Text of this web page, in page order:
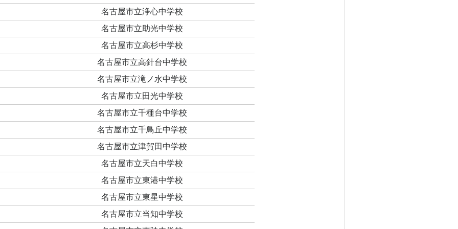
名古屋市立浄心中学校
名古屋市立助光中学校
名古屋市立高杉中学校
名古屋市立高針台中学校
名古屋市立滝ノ水中学校
名古屋市立田光中学校
名古屋市立千種台中学校
名古屋市立千鳥丘中学校
名古屋市立津賀田中学校
名古屋市立天白中学校
名古屋市立東港中学校
名古屋市立東星中学校
名古屋市立当知中学校